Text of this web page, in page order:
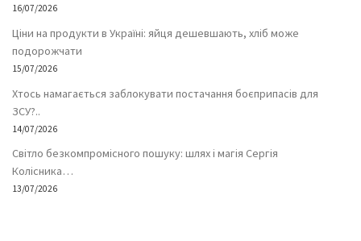
16/07/2026
Ціни на продукти в Україні: яйця дешевшають, хліб може
подорожчати
15/07/2026
Хтось намагається заблокувати постачання боєприпасів для
ЗСУ?..
14/07/2026
Світло безкомпромісного пошуку: шлях і магія Сергія
Колісника…
13/07/2026